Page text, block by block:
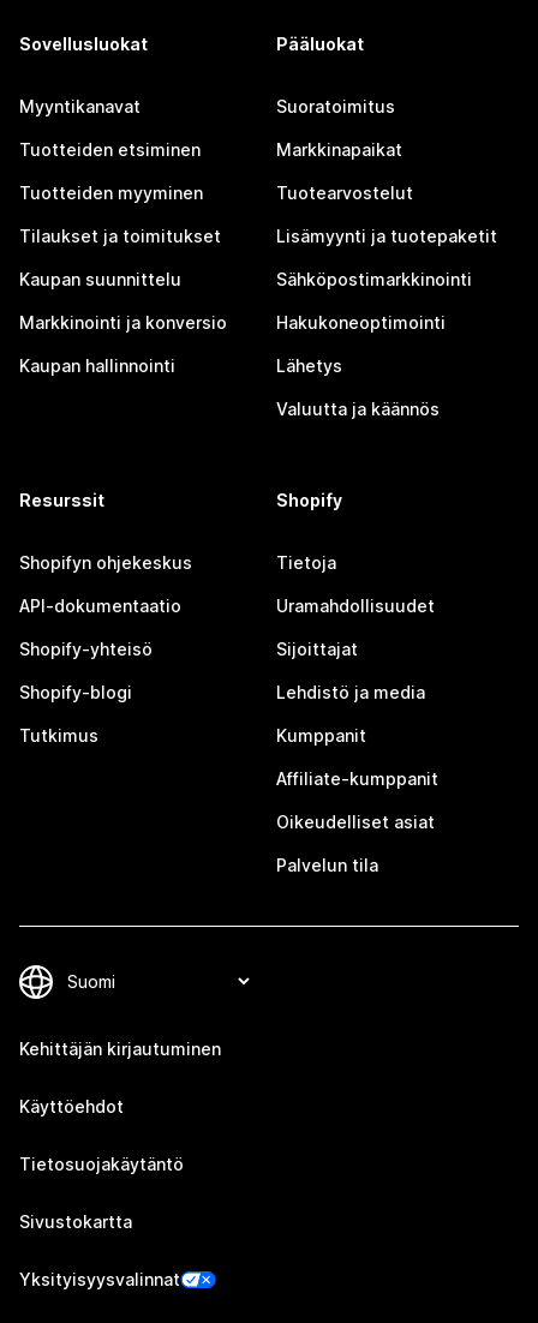
Sovellusluokat
Myyntikanavat
Tuotteiden etsiminen
Tuotteiden myyminen
Tilaukset ja toimitukset
Kaupan suunnittelu
Markkinointi ja konversio
Kaupan hallinnointi
Pääluokat
Suoratoimitus
Markkinapaikat
Tuotearvostelut
Lisämyynti ja tuotepaketit
Sähköpostimarkkinointi
Hakukoneoptimointi
Lähetys
Valuutta ja käännös
Resurssit
Shopifyn ohjekeskus
API-dokumentaatio
Shopify-yhteisö
Shopify-blogi
Tutkimus
Shopify
Tietoja
Uramahdollisuudet
Sijoittajat
Lehdistö ja media
Kumppanit
Affiliate-kumppanit
Oikeudelliset asiat
Palvelun tila
Kehittäjän kirjautuminen
Käyttöehdot
Tietosuojakäytäntö
Sivustokartta
Yksityisyysvalinnat